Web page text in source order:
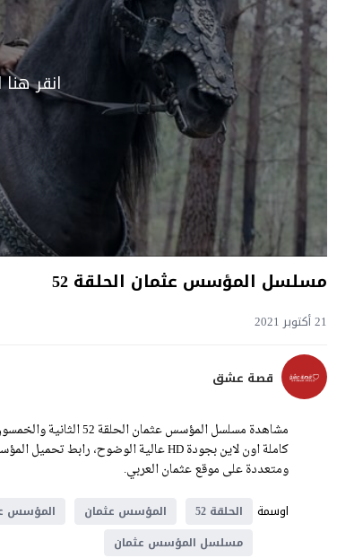
انقر
مسلسل المؤسس عثمان الحلقة 52
21 أكتوبر 2021
قصة عشق
ومتعددة على موقع عثمان العربي.
اوسمة
الحلقة 52 المؤسس عثمان المؤسس
مسلسل المؤسس عثمان